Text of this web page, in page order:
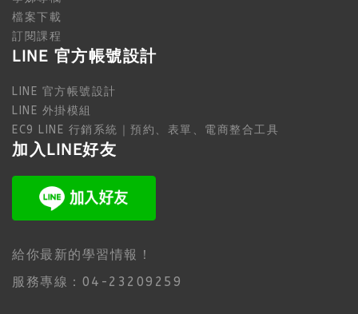
檔案下載
訂閱課程
LINE 官方帳號設計
LINE 官方帳號設計
LINE 外掛模組
EC9 LINE 行銷系統｜預約、表單、電商整合工具
加入LINE好友
給你最新的學習情報！
服務專線：04-23209259